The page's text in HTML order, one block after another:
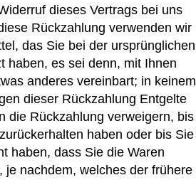
dieses Vertrags bei uns
Rückzahlung verwenden wir
das Sie bei der ursprünglichen
haben, es sei denn, mit Ihnen
anderes vereinbart; in keinem
dieser Rückzahlung Entgelte
die Rückzahlung verweigern, bis
haben oder bis Sie
haben, dass Sie die Waren
je nachdem, welches der frühere